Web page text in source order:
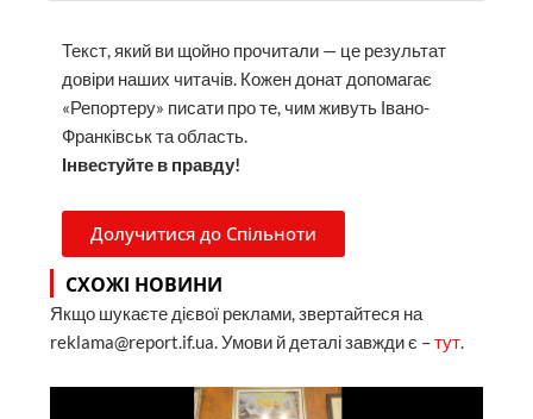
Текст, який ви щойно прочитали — це результат
довіри наших читачів. Кожен донат допомагає
«Репортеру» писати про те, чим живуть Івано-
Франківськ та область.
Інвестуйте в правду!
Долучитися до Спільноти
СХОЖІ НОВИНИ
Якщо шукаєте дієвої реклами, звертайтеся на
reklama@report.if.ua. Умови й деталі завжди є –тут.